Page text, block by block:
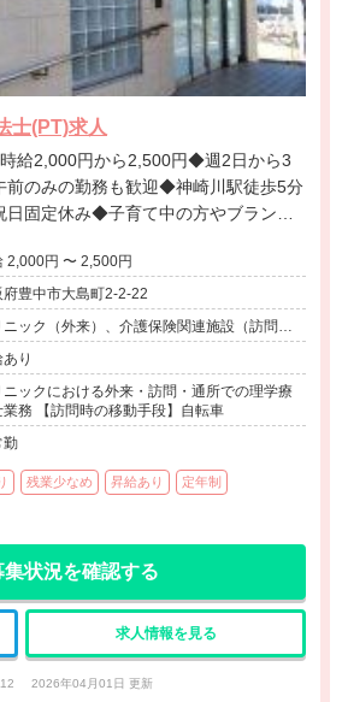
士(PT)求人
のみの勤務も歓迎◆神崎川駅徒歩5分
固定休み◆子育て中の方やブランク
時給 2,000円 〜 2,500円
府豊中市大島町2-2-22
ニック（外来）、介護保険関連施設（訪問看
リハ）
り
ニックにおける外来・訪問・通所での理学療
業務 【訪問時の移動手段】自転車
勤
残業少なめ 昇給あり 定年制
集状況を確認する
求人情報を見る
2026年04月01日 更新